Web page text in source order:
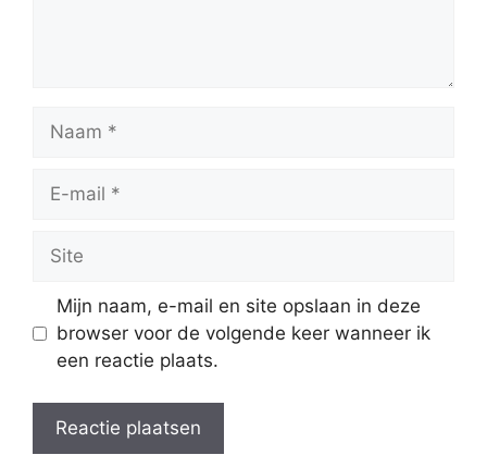
Naam
Site
Mijn naam, e-mail en site opslaan in deze
browser voor de volgende keer wanneer ik
een reactie plaats.